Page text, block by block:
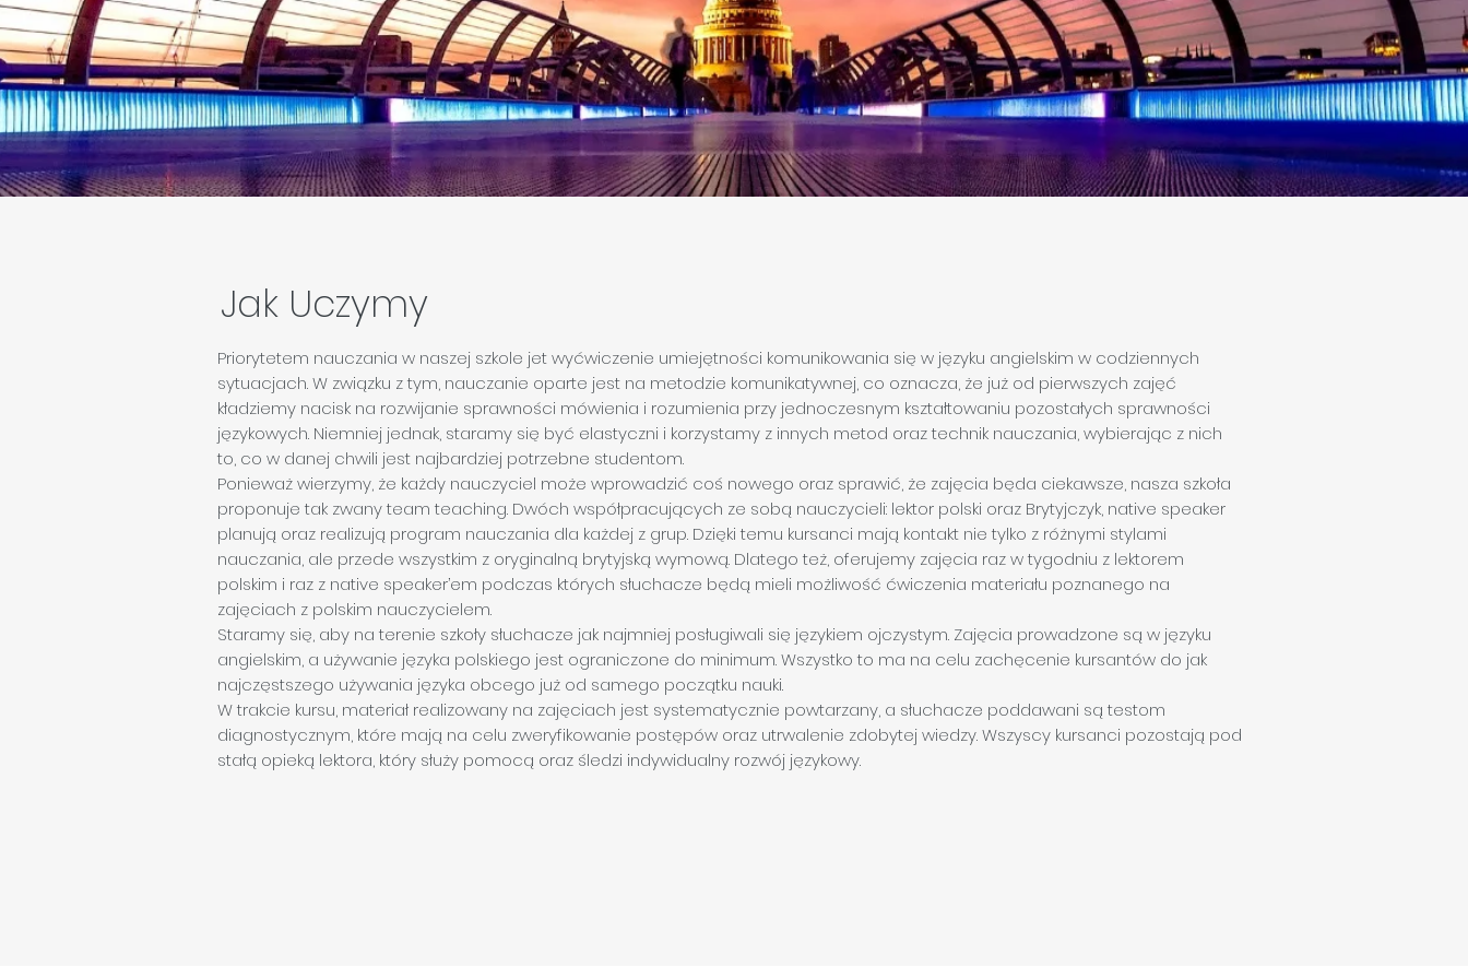
Jak Uczymy
Priorytetem nauczania w naszej szkole jet wyćwiczenie umiejętności komunikowania się w języku angielskim w codziennych
sytuacjach. W związku z tym, nauczanie oparte jest na metodzie komunikatywnej, co oznacza, że już od pierwszych zajęć
kładziemy nacisk na rozwijanie sprawności mówienia i rozumienia przy jednoczesnym kształtowaniu pozostałych sprawności
językowych. Niemniej jednak, staramy się być elastyczni i korzystamy z innych metod oraz technik nauczania, wybierając z nich
to, co w danej chwili jest najbardziej potrzebne studentom.
Ponieważ wierzymy, że każdy nauczyciel może wprowadzić coś nowego oraz sprawić, że zajęcia będa ciekawsze, nasza szkoła
proponuje tak zwany team teaching. Dwóch współpracujących ze sobą nauczycieli: lektor polski oraz Brytyjczyk, native speaker
planują oraz realizują program nauczania dla każdej z grup. Dzięki temu kursanci mają kontakt nie tylko z różnymi stylami
nauczania, ale przede wszystkim z oryginalną brytyjską wymową. Dlatego też, oferujemy zajęcia raz w tygodniu z lektorem
polskim i raz z native speaker’em podczas których słuchacze będą mieli możliwość ćwiczenia materiału poznanego na
zajęciach z polskim nauczycielem.
Staramy się, aby na terenie szkoły słuchacze jak najmniej posługiwali się językiem ojczystym. Zajęcia prowadzone są w języku
angielskim, a używanie języka polskiego jest ograniczone do minimum. Wszystko to ma na celu zachęcenie kursantów do jak
najczęstszego używania języka obcego już od samego początku nauki.
W trakcie kursu, materiał realizowany na zajęciach jest systematycznie powtarzany, a słuchacze poddawani są testom
diagnostycznym, które mają na celu zweryfikowanie postępów oraz utrwalenie zdobytej wiedzy. Wszyscy kursanci pozostają pod
stałą opieką lektora, który służy pomocą oraz śledzi indywidualny rozwój językowy.